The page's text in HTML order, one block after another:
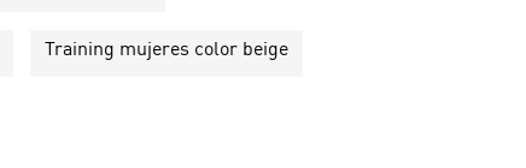
Training mujeres color beige